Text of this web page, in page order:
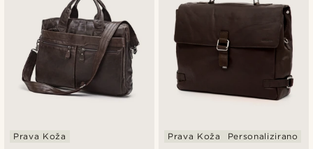
Najviša cijena
Prava Koža Prava Koža Personalizirano